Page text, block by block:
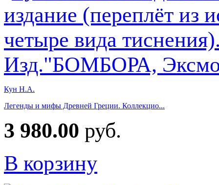
Кун Н.А.
Легенды и мифы Древней Греции. Коллекцио...
3 980.00 руб.
В корзину